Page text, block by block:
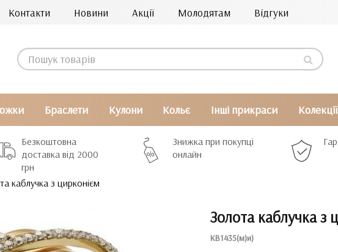
Контакти Новини Акції Молодятам Відгуки
Браслети Кулони Кольє Інші прикраси Колекції
Безкоштовна
доставка від 2000
грн
Знижка при покупці
онлайн
каблучка з цирконієм
Золота каблучка з
КВ1435(м)и)